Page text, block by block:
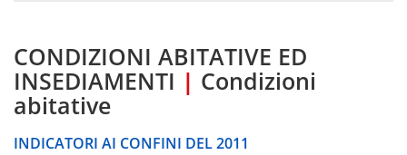
CONDIZIONI ABITATIVE ED
INSEDIAMENTI | Condizioni
abitative
INDICATORI AI CONFINI DEL 2011